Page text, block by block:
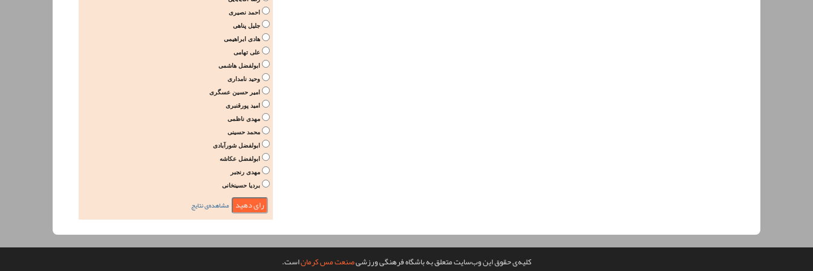
احمد نصیری
جلیل پناهی
هادی ابراهیمی
علی تهامی
ابولفضل هاشمی
وحید نامداری
امیر حسین عسگری
امید پورقنبری
مهدی ناظمی
محمد حسینی
ابولفضل شورآبادی
ابولفضل عکاشه
مهدی رنجبر
بردیا حسینخانی
مشاهده‌ی نتایج
کلیه‌ی حقوق این وب‌سایت متعلق به باشگاه فرهنگی ورزشیصنعت مس کرماناست.